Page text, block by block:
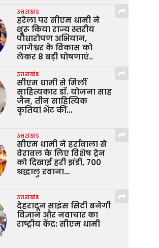
उत्तराखंड
हरेला पर सीएम धामी ने
शुरू किया राज्य स्तरीय
पौधारोपण अभियान,
जागेश्वर के विकास को
लेकर 8 बड़ी घोषणाएं..
उत्तराखंड
सीएम धामी से मिलीं
साहित्यकार डॉ. योजना साह
जैन, तीन साहित्यिक
कृतियां भेंट कीं…
उत्तराखंड
सीएम धामी ने हर्रावाला से
वेरावल के लिए विशेष ट्रेन
को दिखाई हरी झंडी, 700
श्रद्धालु रवाना…
उत्तराखंड
देहरादून साइंस सिटी बनेगी
विज्ञान और नवाचार का
राष्ट्रीय केंद्र: सीएम धामी